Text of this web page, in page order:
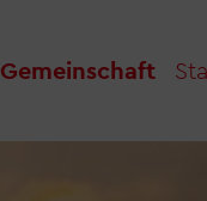
Gemeinschaft